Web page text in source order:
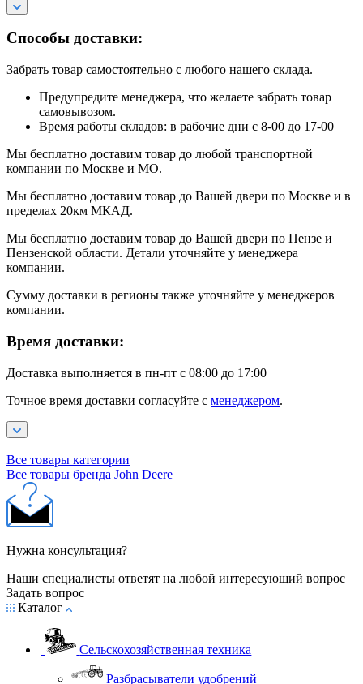
Способы доставки:
Забрать товар самостоятельно с любого нашего склада.
Предупредите менеджера, что желаете забрать товар
самовывозом.
Время работы складов: в рабочие дни с 8-00 до 17-00
Мы бесплатно доставим товар до любой транспортной
компании по Москве и МО.
Мы бесплатно доставим товар до Вашей двери по Москве и в
пределах 20км МКАД.
Мы бесплатно доставим товар до Вашей двери по Пензе и
Пензенской области. Детали уточняйте у менеджера
компании.
Сумму доставки в регионы также уточняйте у менеджеров
компании.
Время доставки:
Доставка выполняется в пн-пт с 08:00 до 17:00
Точное время доставки согласуйте с менеджером.
Все товары категории
Все товары бренда John Deere
Нужна консультация?
Наши специалисты ответят на любой интересующий вопрос
Задать вопрос
Каталог
Сельскохозяйственная техника
Разбрасыватели удобрений